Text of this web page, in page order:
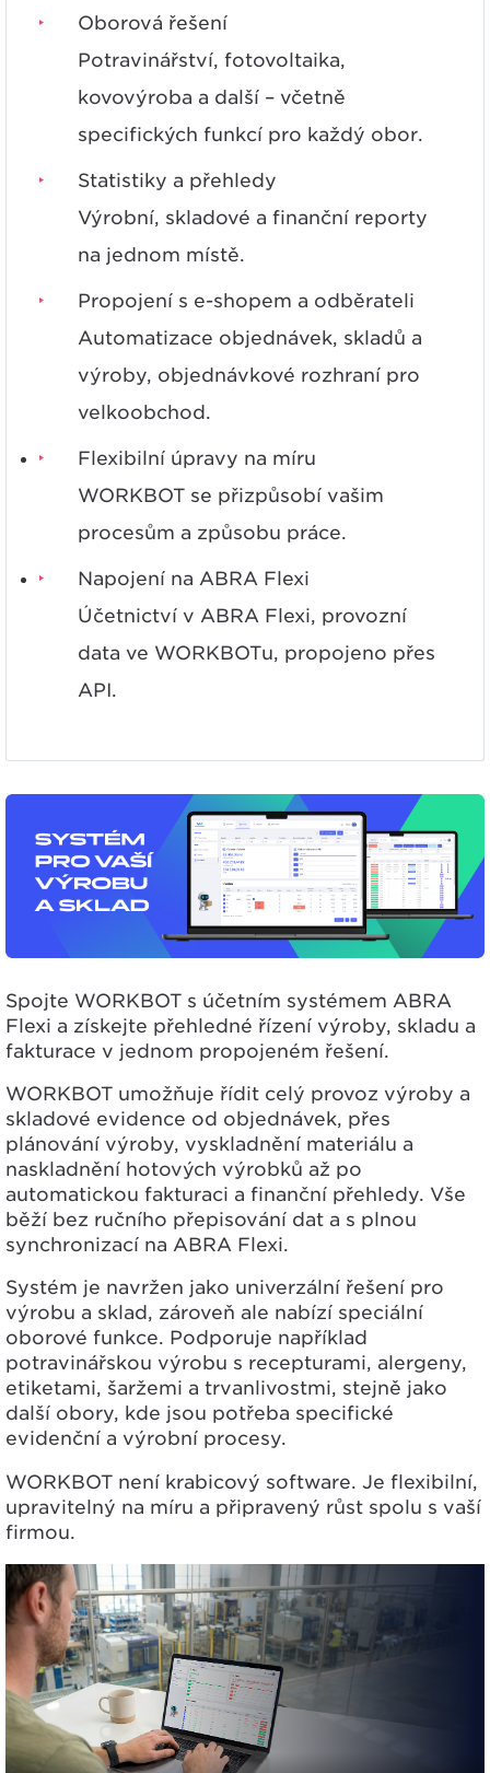
Oborová řešení
Potravinářství, fotovoltaika,
kovovýroba a další – včetně
specifických funkcí pro každý obor.
Statistiky a přehledy
Výrobní, skladové a finanční reporty
na jednom místě.
Propojení s e-shopem a odběrateli
Automatizace objednávek, skladů a
výroby, objednávkové rozhraní pro
velkoobchod.
Flexibilní úpravy na míru
WORKBOT se přizpůsobí vašim
procesům a způsobu práce.
Napojení na ABRA Flexi
Účetnictví v ABRA Flexi, provozní
data ve WORKBOTu, propojeno přes
API.
Spojte WORKBOT s účetním systémem ABRA
Flexi a získejte přehledné řízení výroby, skladu a
fakturace v jednom propojeném řešení.
WORKBOT umožňuje řídit celý provoz výroby a
skladové evidence od objednávek, přes
plánování výroby, vyskladnění materiálu a
naskladnění hotových výrobků až po
automatickou fakturaci a finanční přehledy. Vše
běží bez ručního přepisování dat a s plnou
synchronizací na ABRA Flexi.
Systém je navržen jako univerzální řešení pro
výrobu a sklad , zároveň ale nabízí speciální
oborové funkce. Podporuje například
potravinářskou výrobu s recepturami, alergeny,
etiketami, šaržemi a trvanlivostmi, stejně jako
další obory, kde jsou potřeba specifické
evidenční a výrobní procesy.
WORKBOT není krabicový software. Je flexibilní,
upravitelný na míru a připravený růst spolu s vaší
firmou.